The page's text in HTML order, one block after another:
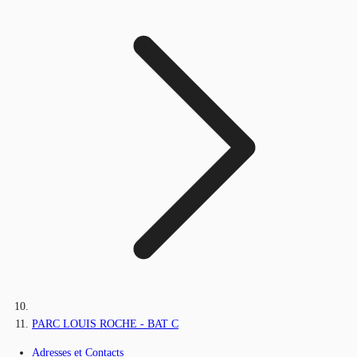
PARC LOUIS ROCHE - BAT C
Adresses et Contacts